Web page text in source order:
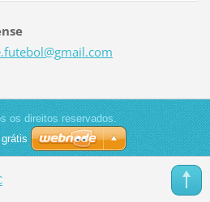
utebol@gmail.com
os direitos reservados.